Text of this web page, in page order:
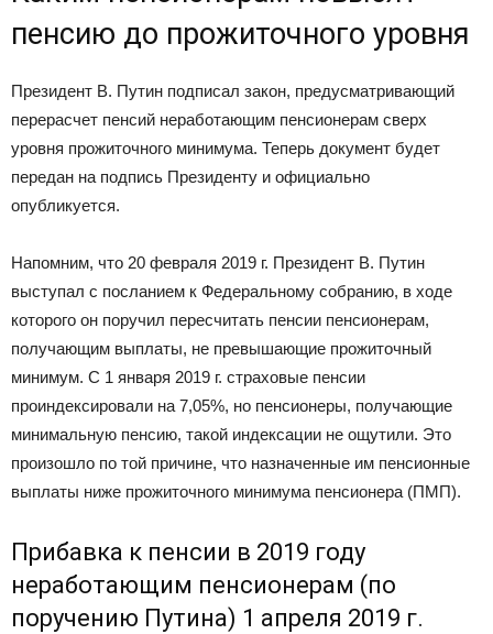
пенсию до прожиточного уровня
Президент В. Путин подписал закон, предусматривающий
перерасчет пенсий неработающим пенсионерам сверх
уровня прожиточного минимума. Теперь документ будет
передан на подпись Президенту и официально
опубликуется.
Напомним, что 20 февраля 2019 г. Президент В. Путин
выступал с посланием к Федеральному собранию, в ходе
которого он поручил пересчитать пенсии пенсионерам,
получающим выплаты, не превышающие прожиточный
минимум. С 1 января 2019 г. страховые пенсии
проиндексировали на 7,05%, но пенсионеры, получающие
минимальную пенсию, такой индексации не ощутили. Это
произошло по той причине, что назначенные им пенсионные
выплаты ниже прожиточного минимума пенсионера (ПМП).
Прибавка к пенсии в 2019 году
неработающим пенсионерам (по
поручению Путина) 1 апреля 2019 г.